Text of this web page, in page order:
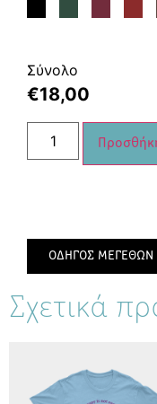
Σύνολο
€18,00
ΟΔΗΓΟΣ ΜΕΓΕΘΩΝ
Σχετικά